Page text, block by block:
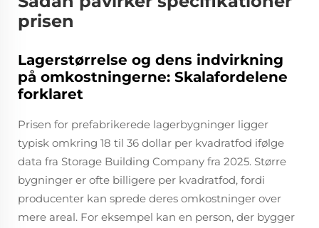
prisen
Lagerstørrelse og dens indvirkning
på omkostningerne: Skalafordelene
forklaret
Prisen for prefabrikerede lagerbygninger ligger
typisk omkring 18 til 36 dollar per kvadratfod ifølge
data fra Storage Building Company fra 2025. Større
bygninger er ofte billigere per kvadratfod, fordi
producenter kan sprede deres omkostninger over
mere areal. For eksempel kan en person, der bygger